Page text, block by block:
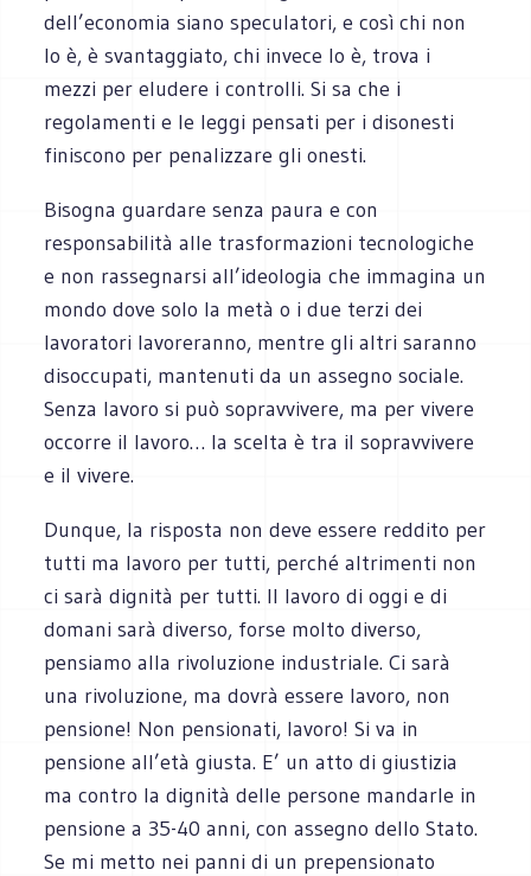
dell’economia siano speculatori, e così chi non
lo è, è svantaggiato, chi invece lo è, trova i
mezzi per eludere i controlli. Si sa che i
regolamenti e le leggi pensati per i disonesti
finiscono per penalizzare gli onesti.
Bisogna guardare senza paura e con
responsabilità alle trasformazioni tecnologiche
e non rassegnarsi all’ideologia che immagina un
mondo dove solo la metà o i due terzi dei
lavoratori lavoreranno, mentre gli altri saranno
disoccupati, mantenuti da un assegno sociale.
Senza lavoro si può sopravvivere, ma per vivere
occorre il lavoro… la scelta è tra il sopravvivere
e il vivere.
Dunque, la risposta non deve essere reddito per
tutti ma lavoro per tutti, perché altrimenti non
ci sarà dignità per tutti. Il lavoro di oggi e di
domani sarà diverso, forse molto diverso,
pensiamo alla rivoluzione industriale. Ci sarà
una rivoluzione, ma dovrà essere lavoro, non
pensione! Non pensionati, lavoro! Si va in
pensione all’età giusta. E’ un atto di giustizia
ma contro la dignità delle persone mandarle in
pensione a 35-40 anni, con assegno dello Stato.
Se mi metto nei panni di un prepensionato